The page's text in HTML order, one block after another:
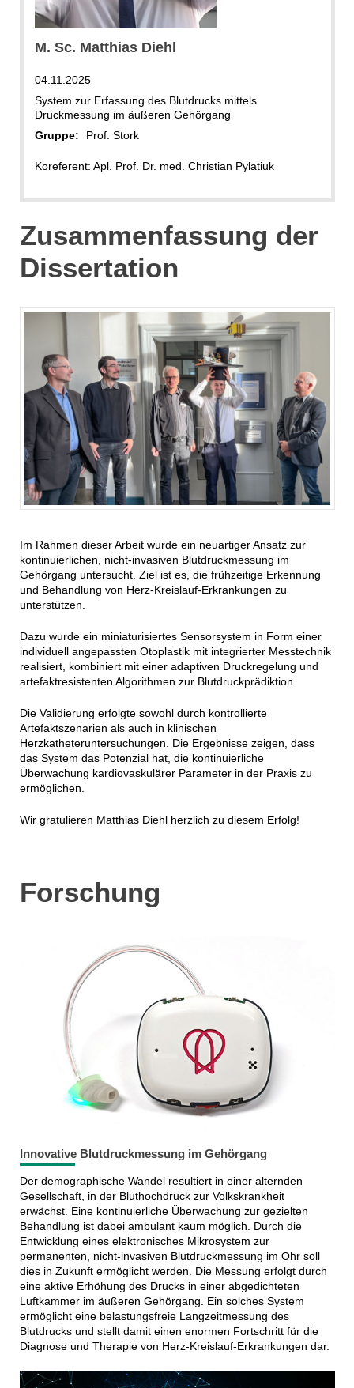
M. Sc. Matthias Diehl
04.11.2025
System zur Erfassung des Blutdrucks mittels
Druckmessung im äußeren Gehörgang
Gruppe:
Prof. Stork
Koreferent: Apl. Prof. Dr. med. Christian Pylatiuk
Zusammenfassung der
Dissertation
Im Rahmen dieser Arbeit wurde ein neuartiger Ansatz zur
kontinuierlichen, nicht-invasiven Blutdruckmessung im
Gehörgang untersucht. Ziel ist es, die frühzeitige Erkennung
und Behandlung von Herz-Kreislauf-Erkrankungen zu
unterstützen.
Dazu wurde ein miniaturisiertes Sensorsystem in Form einer
individuell angepassten Otoplastik mit integrierter Messtechnik
realisiert, kombiniert mit einer adaptiven Druckregelung und
artefaktresistenten Algorithmen zur Blutdruckprädiktion.
Die Validierung erfolgte sowohl durch kontrollierte
Artefaktszenarien als auch in klinischen
Herzkatheteruntersuchungen. Die Ergebnisse zeigen, dass
das System das Potenzial hat, die kontinuierliche
Überwachung kardiovaskulärer Parameter in der Praxis zu
ermöglichen.
Wir gratulieren Matthias Diehl herzlich zu diesem Erfolg!
Forschung
Innovative Blutdruckmessung im Gehörgang
Der demographische Wandel resultiert in einer alternden
Gesellschaft, in der Bluthochdruck zur Volkskrankheit
erwächst. Eine kontinuierliche Überwachung zur gezielten
Behandlung ist dabei ambulant kaum möglich. Durch die
Entwicklung eines elektronisches Mikrosystem zur
permanenten, nicht-invasiven Blutdruckmessung im Ohr soll
dies in Zukunft ermöglicht werden. Die Messung erfolgt durch
eine aktive Erhöhung des Drucks in einer abgedichteten
Luftkammer im äußeren Gehörgang. Ein solches System
ermöglicht eine belastungsfreie Langzeitmessung des
Blutdrucks und stellt damit einen enormen Fortschritt für die
Diagnose und Therapie von Herz-Kreislauf-Erkrankungen dar.